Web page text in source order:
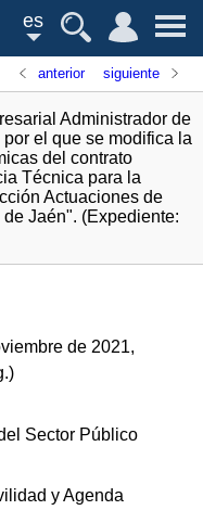
es
anterior siguiente
Administrador de
el que se modifica la
del contrato
Técnica para la
Actuaciones de
Jaén". (Expediente:
de 2021,
)
Sector Público
y Agenda